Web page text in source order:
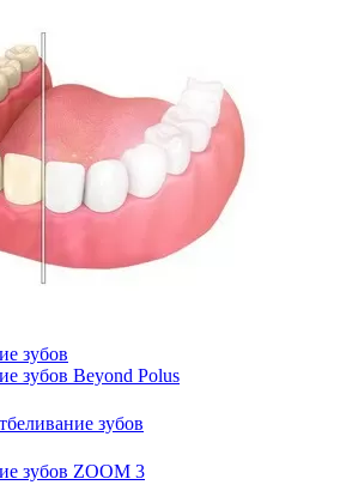
зубов
зубов Beyond Polus
зубов
зубов ZOOM 3